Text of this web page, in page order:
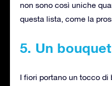
non sono così uniche
questa lista, come la
5. Un
I fiori portano un tocco di